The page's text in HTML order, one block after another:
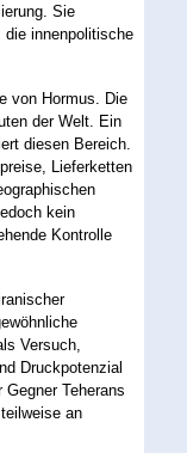
Sie
innenpolitische
von Hormus. Die
der Welt. Ein
diesen Bereich.
Lieferketten
kein
Kontrolle
Versuch,
Druckpotenzial
Teherans
an